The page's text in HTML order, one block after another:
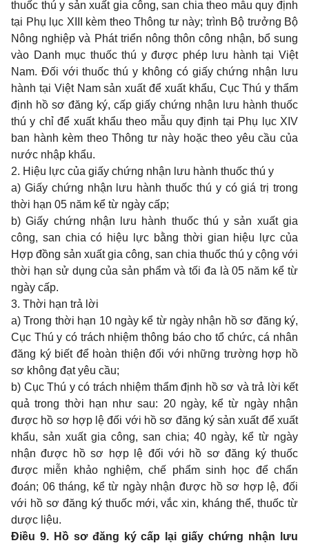
thuốc thú y sản xuất gia công, san chia theo mẫu quy định
tại Phụ lục XIII
kèm theo Thông tư này; trình Bộ trưởng Bộ
Nông nghiệp và Phát triển nông thôn công nhận, bổ sung
vào Danh mục thuốc thú y được phép lưu hành tại Việt
Nam. Đối với thuốc thú y không có giấy chứng nhận lưu
hành tại Việt Nam sản xuất để xuất khẩu, Cục Thú y thẩm
định hồ sơ đăng ký, cấp giấy chứng nhận lưu hành thuốc
thú y chỉ để xuất khẩu theo mẫu quy định tại Phụ lục XIV
ban hành kèm theo Thông tư này hoặc theo yêu cầu của
nước nhập khẩu.
2. Hiệu lực của giấy chứng nhận lưu hành thuốc thú y
a) Giấy chứng nhận lưu hành thuốc thú y có giá trị trong
thời hạn 05 năm kể từ ngày cấp;
b) Giấy chứng nhận lưu hành thuốc thú y sản xuất gia
công, san chia có hiệu lực bằng thời gian hiệu lực của
Hợp đồng sản xuất gia công, san chia thuốc thú y cộng với
thời hạn sử dụng của sản phẩm và tối đa là 05 năm kể từ
ngày cấp.
3. Thời hạn trả lời
a) Trong thời hạn 10 ngày kể từ ngày nhận hồ sơ đăng ký,
Cục Thú y có trách nhiệm thông báo cho tổ chức, cá nhân
đăng ký biết để hoàn thiện đối với những trường hợp hồ
sơ không đạt yêu cầu;
b) Cục Thú y có trách nhiệm thẩm định hồ sơ và trả lời kết
quả trong thời hạn như sau: 20 ngày, kể từ ngày nhận
được hồ sơ hợp lệ đối với hồ sơ đăng ký sản xuất để xuất
khẩu, sản xuất gia công, san chia; 40 ngày, kể từ ngày
nhận được hồ sơ hợp lệ đối với hồ sơ đăng ký thuốc
được miễn khảo nghiệm, chế phẩm sinh học để chẩn
đoán; 06 tháng, kể từ ngày nhận được hồ sơ hợp lệ, đối
với hồ sơ đăng ký thuốc mới, vắc xin, kháng thể, thuốc từ
dược liệu.
Điều 9. Hồ sơ đăng ký cấp lại giấy chứng nhận lưu